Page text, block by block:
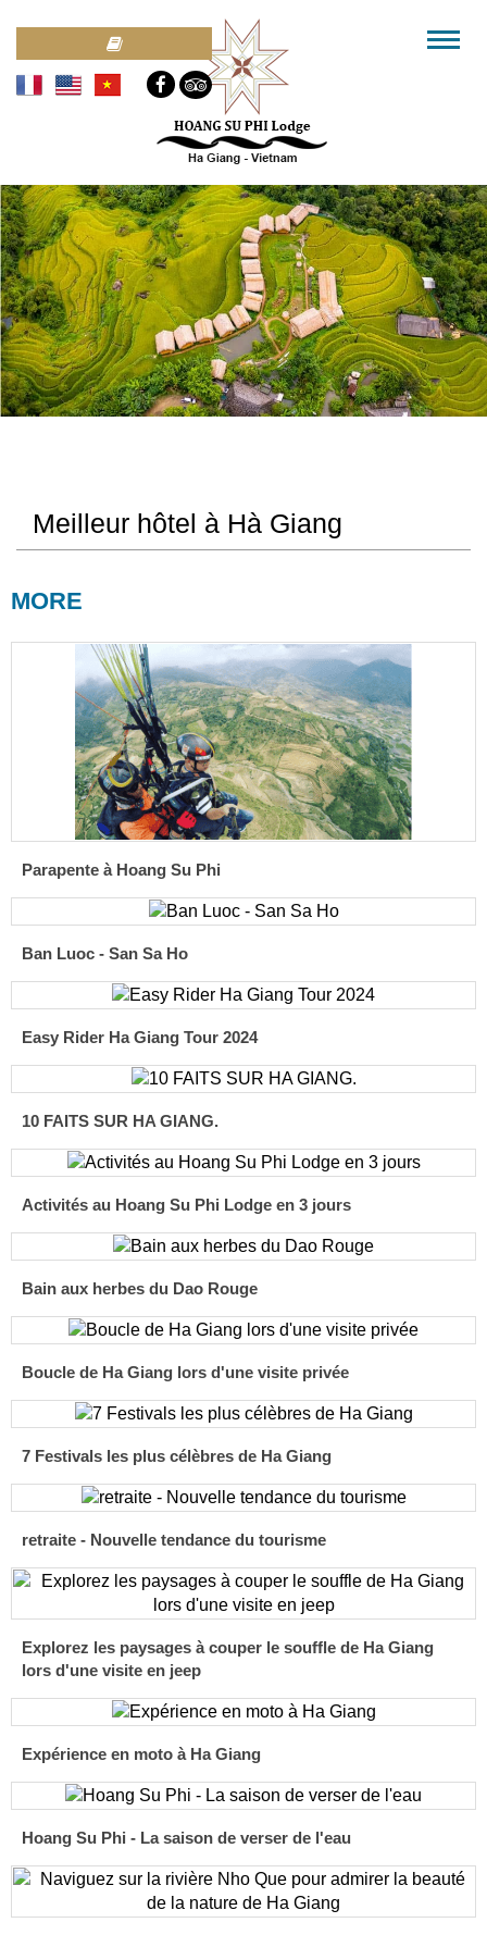
Meilleur hôtel à Hà Giang
MORE
Parapente à Hoang Su Phi
Ban Luoc - San Sa Ho
Easy Rider Ha Giang Tour 2024
10 FAITS SUR HA GIANG.
Activités au Hoang Su Phi Lodge en 3 jours
Bain aux herbes du Dao Rouge
Boucle de Ha Giang lors d'une visite privée
7 Festivals les plus célèbres de Ha Giang
retraite - Nouvelle tendance du tourisme
Explorez les paysages à couper le souffle de Ha Giang
lors d'une visite en jeep
Expérience en moto à Ha Giang
Hoang Su Phi - La saison de verser de l'eau